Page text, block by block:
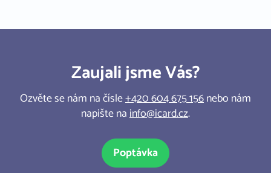
Zaujali jsme Vás?
Ozvěte se nám na čísle+420 604 675 156nebo nám
napište nainfo@icard.cz.
Poptávka